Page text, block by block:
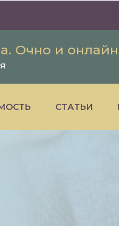
Очно и онлайн
СТАТЬИ